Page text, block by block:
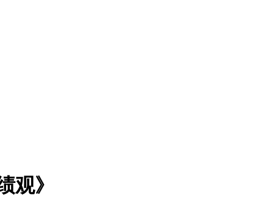
观》